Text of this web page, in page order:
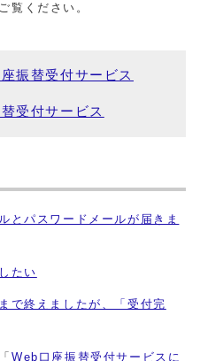
覧ください。
振替受付サービス
受付サービス
パスワードメールが届きま
たい
終えましたが、「受付完
Web口座振替受付サービスに